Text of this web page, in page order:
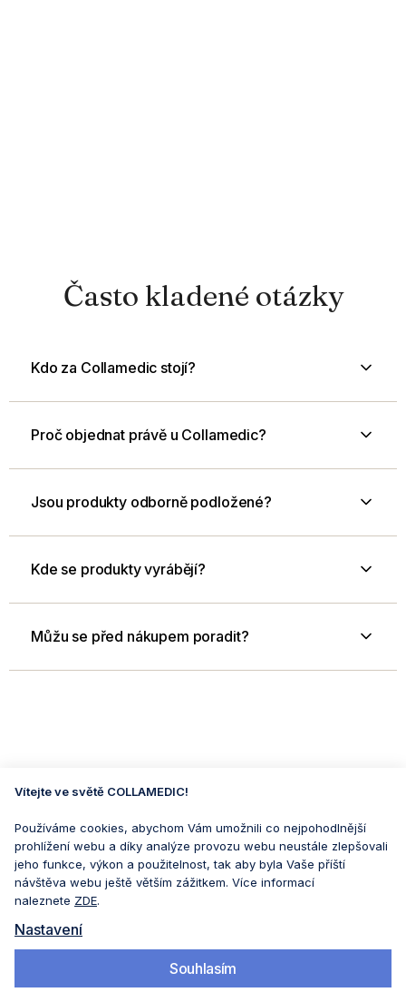
Vítejte ve světě COLLAMEDIC!
Používáme cookies, abychom Vám umožnili co nejpohodlnější
prohlížení webu a díky analýze provozu webu neustále zlepšovali
jeho funkce, výkon a použitelnost, tak aby byla Vaše příští
návštěva webu ještě větším zážitkem. Více informací
naleznete ZDE.
Nastavení
Souhlasím
Často kladené otázky
Kdo za Collamedic stojí?
Proč objednat právě u Collamedic?
Jsou produkty odborně podložené?
Kde se produkty vyrábějí?
Můžu se před nákupem poradit?